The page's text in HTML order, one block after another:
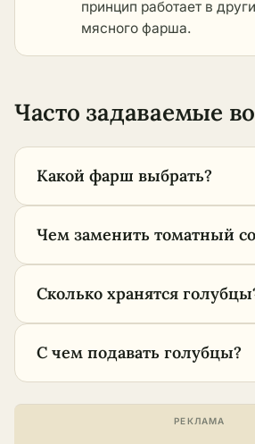
принцип работает в
мясного фарша.
Часто задаваемые
Какой фарш выбрать?
Чем заменить томатный
Сколько хранятся
С чем подавать голубцы?